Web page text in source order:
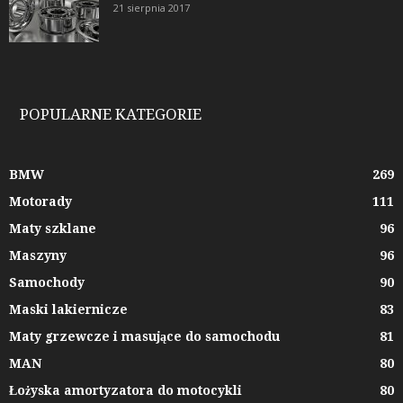
21 sierpnia 2017
POPULARNE KATEGORIE
BMW
269
Motorady
111
Maty szklane
96
Maszyny
96
Samochody
90
Maski lakiernicze
83
Maty grzewcze i masujące do samochodu
81
MAN
80
Łożyska amortyzatora do motocykli
80